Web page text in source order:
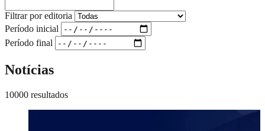
Filtrar por editoria
Período inicial
Período final
Notícias
10000 resultados